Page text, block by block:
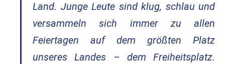
Land. Junge Leute sind klug, schlau und
versammeln sich immer zu allen
Feiertagen auf dem größten Platz
unseres Landes – dem Freiheitsplatz.